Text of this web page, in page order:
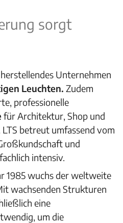
sorgt
Unternehmen
Leuchten. Zudem
professionelle
für Architektur, Shop und
betreut umfassend vom
und
intensiv.
1985 wuchs der weltweite
wachsenden Strukturen
eine
um die